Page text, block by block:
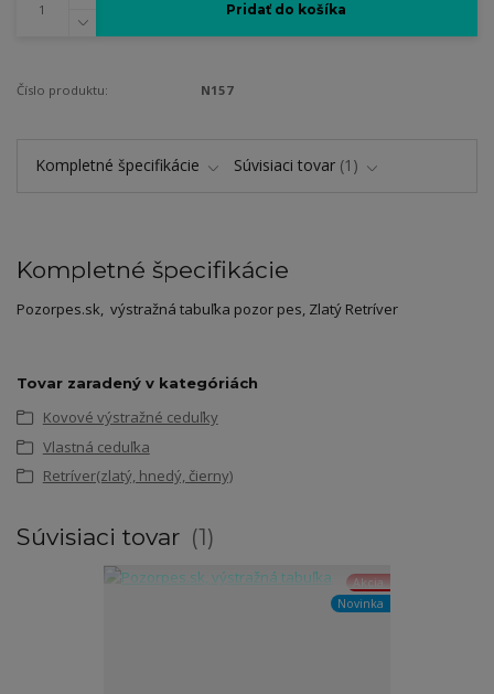
Pridať do košíka
Číslo produktu: N157
Kompletné špecifikácie Súvisiaci tovar 1
Kompletné špecifikácie
Pozorpes.sk, výstražná tabuľka pozor pes, Zlatý Retríver
Tovar zaradený v kategóriách
Kovové výstražné ceduľky
Vlastná ceduľka
Retríver(zlatý, hnedý, čierny)
Súvisiaci tovar 1
Akcia
Novinka